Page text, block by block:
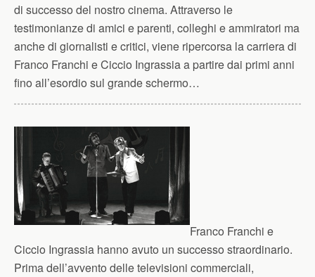
di successo del nostro cinema. Attraverso le
testimonianze di amici e parenti, colleghi e ammiratori ma
anche di giornalisti e critici, viene ripercorsa la carriera di
Franco Franchi e Ciccio Ingrassia a partire dai primi anni
fino all’esordio sul grande schermo…
Franco Franchi e
Ciccio Ingrassia hanno avuto un successo straordinario.
Prima dell’avvento delle televisioni commerciali,